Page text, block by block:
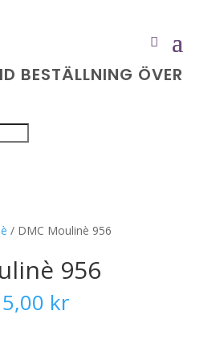
BESTÄLLNING ÖVER
/ DMC Moulinè 956
956
krDet